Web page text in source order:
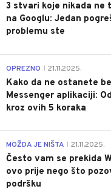
3 stvari koje nikada ne
na Googlu: Jedan
problemu ste
OPREZNO 21.11.2025.
Kako da ne ostanete
Messenger aplikaciji:
kroz ovih 5 koraka
MOŽDA JE NIŠTA 21.11.2025.
Često vam se prekida
ovo prije nego što
podršku